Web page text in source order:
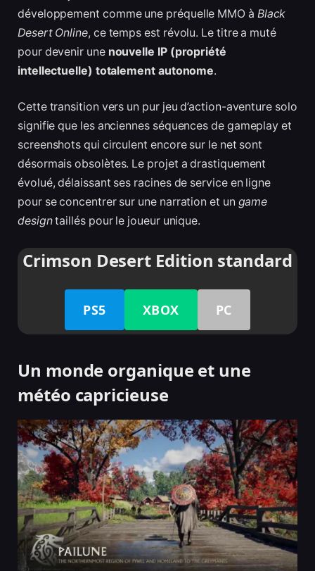
développement comme une préquelle MMO à Black
Desert Online, ce temps est révolu. Le titre a muté
pour devenir une nouvelle IP (propriété
intellectuelle) totalement autonome.
Cette transition vers un pur jeu d’action-aventure solo
signifie que les anciennes séquences de gameplay et
screenshots qui circulent encore sur le net sont
désormais obsolètes. Le projet a drastiquement
évolué, délaissant ses racines de service en ligne
pour se concentrer sur une narration et un game
designtaillés pour le joueur unique.
Crimson Desert Edition standard
PS5 XBOX PC
Un monde organique et une
météo capricieuse